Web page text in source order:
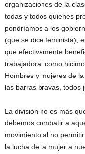
organizaciones de la
todas y todos quienes
pondríamos a los
(que se dice feminista),
que efectivamente
trabajadora, como
Hombres y mujeres de
las barras bravas, todos
La división no es más
debemos combatir a
movimiento al no
la lucha de la mujer a